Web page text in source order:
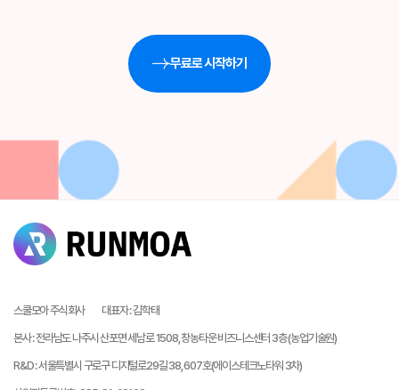
무료로 시작하기
스쿨모아 주식회사 대표자:김학태
본사:전라남도 나주시 산포면 세남로 1508, 창농타운 비즈니스센터 3층 (농업기술원)
R&D:서울특별시 구로구 디지털로29길 38, 607호(에이스테크노타워 3차)